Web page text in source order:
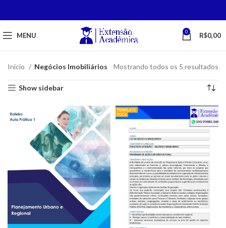
MENU 0 R$0,00
Início Negócios Imobiliários Mostrando todos os 5 resultados
Show sidebar